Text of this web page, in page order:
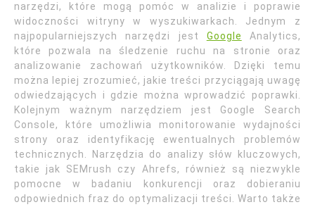
narzędzi, które mogą pomóc w analizie i poprawie
widoczności witryny w wyszukiwarkach. Jednym z
najpopularniejszych narzędzi jest Google
Analytics,
które pozwala na śledzenie ruchu na stronie oraz
analizowanie zachowań użytkowników. Dzięki temu
można lepiej zrozumieć, jakie treści przyciągają uwagę
odwiedzających i gdzie można wprowadzić poprawki.
Kolejnym ważnym narzędziem jest Google Search
Console, które umożliwia monitorowanie wydajności
strony oraz identyfikację ewentualnych problemów
technicznych. Narzędzia do analizy słów kluczowych,
takie jak SEMrush czy Ahrefs, również są niezwykle
pomocne w badaniu konkurencji oraz dobieraniu
odpowiednich fraz do optymalizacji treści. Warto także